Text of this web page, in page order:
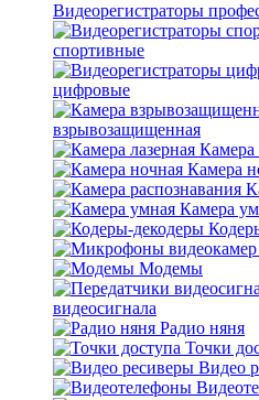
Видеорегистраторы
спортивные
цифровые
взрывозащищенная
Камера
Камера
Камера
Модемы
видеосигнала
Радио няня
Точки
Видео